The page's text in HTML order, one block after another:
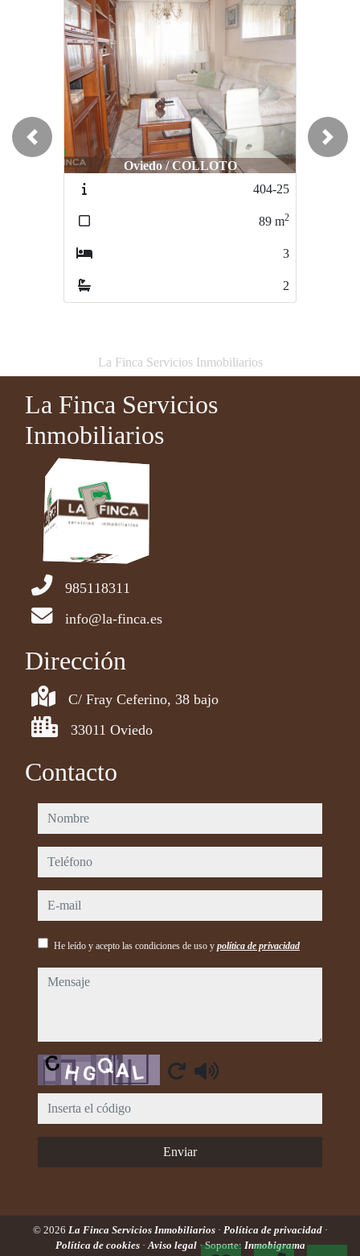
Oviedo / COLLOTO
Oviedo / Latores - Santu Medero
785/23
174m
Previous Next
La Finca Servicios Inmobiliarios
La Finca Servicios
Inmobiliarios
985118311
info@la-finca.es
Dirección
C/ Fray Ceferino, 38 bajo
33011 Oviedo
Contacto
nombre
teléfono
e-mail
He leído y acepto las condiciones de uso y política de privacidad
mensaje
Captcha
Enviar
© 2026 La Finca Servicios Inmobiliarios · Política de privacidad ·
Política de cookies ·Aviso legal · Soporte: Inmobigrama